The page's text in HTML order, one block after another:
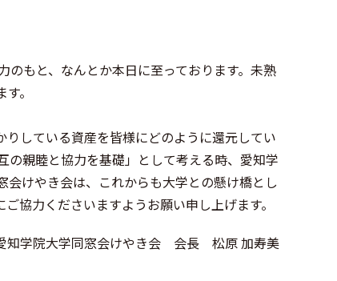
もと、なんとか本日に至っております。未熟
。
している資産を皆様にどのように還元してい
の親睦と協力を基礎」として考える時、愛知学
けやき会は、これからも大学との懸け橋とし
協力くださいますようお願い申し上げます。
知学院大学同窓会けやき会 会長 松原 加寿美